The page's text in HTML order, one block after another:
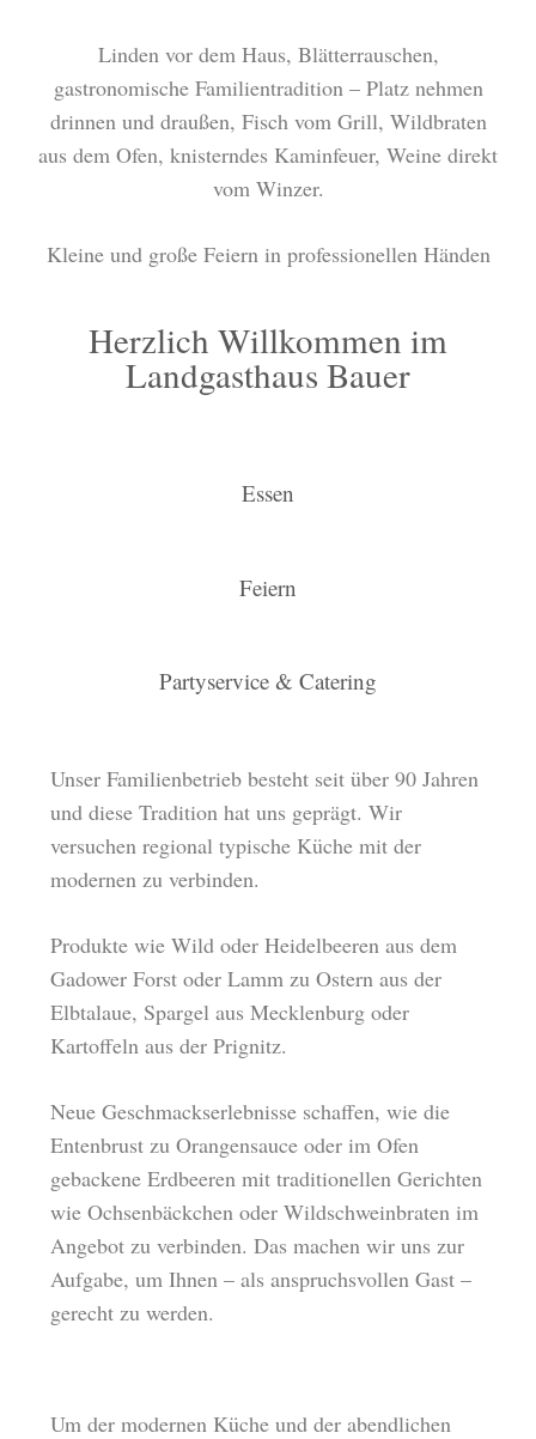
Linden vor dem Haus, Blätterrauschen,
gastronomische Familientradition – Platz nehmen
drinnen und draußen, Fisch vom Grill, Wildbraten
aus dem Ofen, knisterndes Kaminfeuer, Weine direkt
vom Winzer.
Kleine und große Feiern in professionellen Händen
Herzlich Willkommen im
Landgasthaus Bauer
Essen
Feiern
Partyservice & Catering
Unser Familienbetrieb besteht seit über 90 Jahren
und diese Tradition hat uns geprägt. Wir
versuchen regional typische Küche mit der
modernen zu verbinden.
Produkte wie Wild oder Heidelbeeren aus dem
Gadower Forst oder Lamm zu Ostern aus der
Elbtalaue, Spargel aus Mecklenburg oder
Kartoffeln aus der Prignitz.
Neue Geschmackserlebnisse schaffen, wie die
Entenbrust zu Orangensauce oder im Ofen
gebackene Erdbeeren mit traditionellen Gerichten
wie Ochsenbäckchen oder Wildschweinbraten im
Angebot zu verbinden. Das machen wir uns zur
Aufgabe, um Ihnen – als anspruchsvollen Gast –
gerecht zu werden.
Um der modernen Küche und der abendlichen